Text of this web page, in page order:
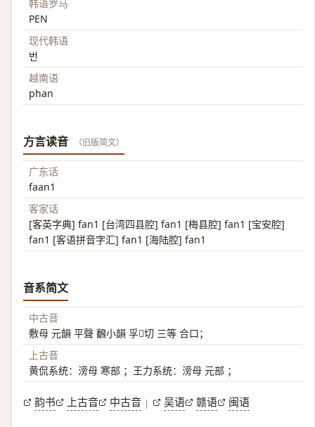
韩语罗马
PEN
现代韩语
번
越南语
phan
方言读音 （旧版简文）
广东话
faan1
客家话
[客英字典] fan1 [台湾四县腔] fan1 [梅县腔] fan1 [宝安腔]
fan1 [客语拼音字汇] fan1 [海陆腔] fan1
音系简文
中古音
敷母 元韻 平聲 飜小韻 孚𡋡切 三等 合口；
上古音
黄侃系统：滂母 寒部 ；王力系统：滂母 元部 ；
韵书 上古音 中古音 | 吴语 赣语 闽语